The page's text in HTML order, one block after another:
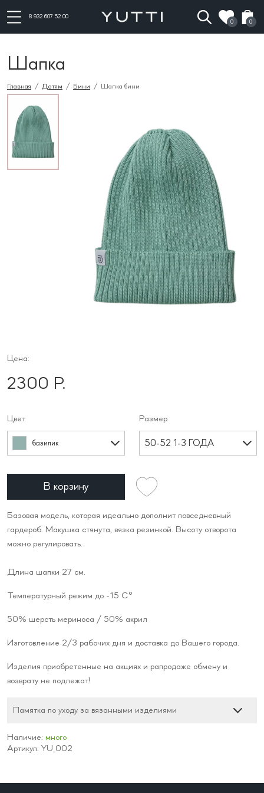
8 932 607 52 00
0
0
Шапка
Главная / Детям / Бини / Шапка бини
Цена:
2300 Р.
Цвет
базилик
Размер
50-52 1-3 ГОДА
В корзину
Базовая модель, которая идеально дополнит повседневный
гардероб. Макушка стянута, вязка резинкой. Высоту отворота
можно регулировать.
Длина шапки 27 см.
Температурный режим до -15 С°
50% шерсть мериноса / 50% акрил
Изготовление 2/3 рабочих дня и доставка до Вашего города.
Изделия приобретенные на акциях и рапродаже обмену и
возврату не подлежат!
Памятка по уходу за вязанными изделиями
Наличие: много
Артикул: YU_002